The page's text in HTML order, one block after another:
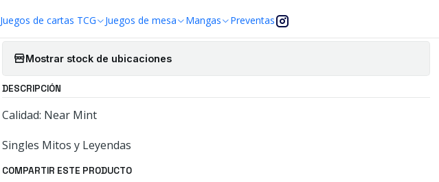
Juegos de cartas TCG Juegos de mesa Mangas Preventas
Agregar a la lista de favoritos
Mostrar stock de ubicaciones
DESCRIPCIÓN
Calidad: Near Mint
Singles Mitos y Leyendas
COMPARTIR ESTE PRODUCTO